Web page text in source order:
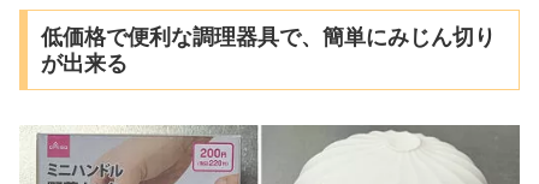
低価格で便利な調理器具で、簡単にみじん切り
が出来る